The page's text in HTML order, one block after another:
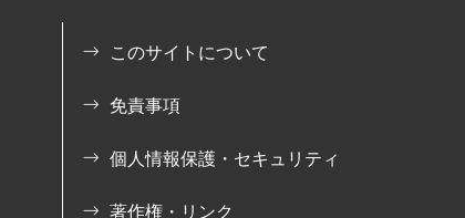
このサイトについて
免責事項
個人情報保護・セキュリティ
著作権・リンク